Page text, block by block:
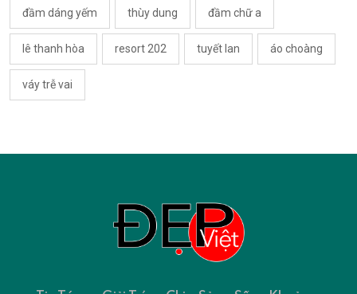
đầm dáng yếm thùy dung đầm chữ a
lê thanh hòa resort 202 tuyết lan áo choàng
váy trễ vai